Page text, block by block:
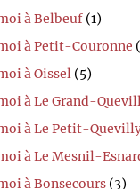
à Belbeuf (1)
à Petit-Couronne
à Oissel (5)
à Le Grand-
à Le Petit-
à Le Mesnil-
à Bonsecours (3)